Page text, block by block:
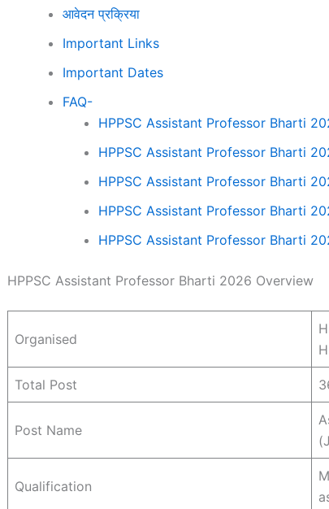
आवेदन प्रक्रिया
Important Links
Important Dates
FAQ-
HPPSC Assistant Professor Bharti
HPPSC Assistant Professor Bharti 2026
HPPSC Assistant Professor Bharti 2026
HPPSC Assistant Professor Bharti 2026
HPPSC Assistant Professor Bharti
HPPSC Assistant Professor Bharti 2026 Overview
Organised
Total Post
Post Name
Qualification